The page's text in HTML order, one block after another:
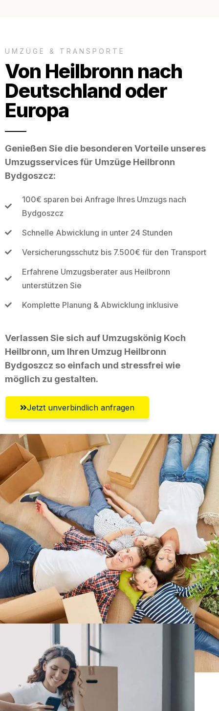
UMZÜGE & TRANSPORTE
Von Heilbronn nach
Deutschland oder
Europa
Genießen Sie die besonderen Vorteile unseres
Umzugsservices für Umzüge Heilbronn
Bydgoszcz:
100€ sparen bei Anfrage Ihres Umzugs nach
Bydgoszcz
Schnelle Abwicklung in unter 24 Stunden
Versicherungsschutz bis 7.500€ für den Transport
Erfahrene Umzugsberater aus Heilbronn
unterstützen Sie
Komplette Planung & Abwicklung inklusive
Verlassen Sie sich auf Umzugskönig Koch
Heilbronn, um Ihren Umzug Heilbronn
Bydgoszcz so einfach und stressfrei wie
möglich zu gestalten.
Jetzt unverbindlich anfragen